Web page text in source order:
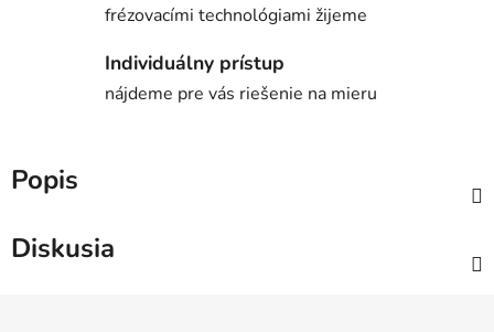
frézovacími technológiami žijeme
Individuálny prístup
nájdeme pre vás riešenie na mieru
Popis
Diskusia